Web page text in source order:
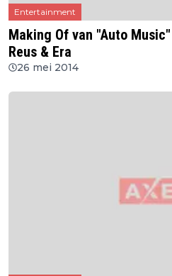
Entertainment
Making Of van "Auto
Reus & Era
26 mei 2014